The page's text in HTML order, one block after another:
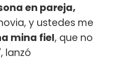
en pareja,
y ustedes me
mina fiel, que no
lanzó